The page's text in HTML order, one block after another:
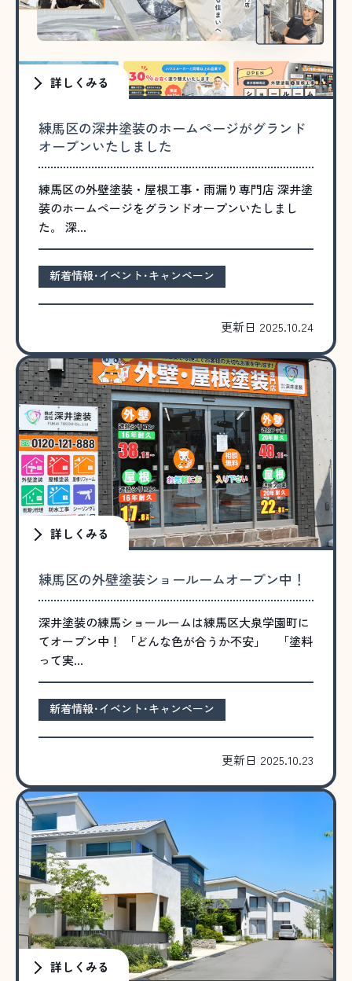
練馬区の深井塗装のホームページがグランド
オープンいたしました
練馬区の外壁塗装・屋根工事・雨漏り専門店 深井塗
装のホームページをグランドオープンいたしまし
た。 深…
新着情報･イベント･キャンペーン
更新日 2025.10.24
詳しくみる
練馬区の外壁塗装ショールームオープン中！
深井塗装の練馬ショールームは練馬区大泉学園町に
てオープン中！ 「どんな色が合うか不安」 「塗料
って実…
新着情報･イベント･キャンペーン
更新日 2025.10.23
詳しくみる
詳しくみる